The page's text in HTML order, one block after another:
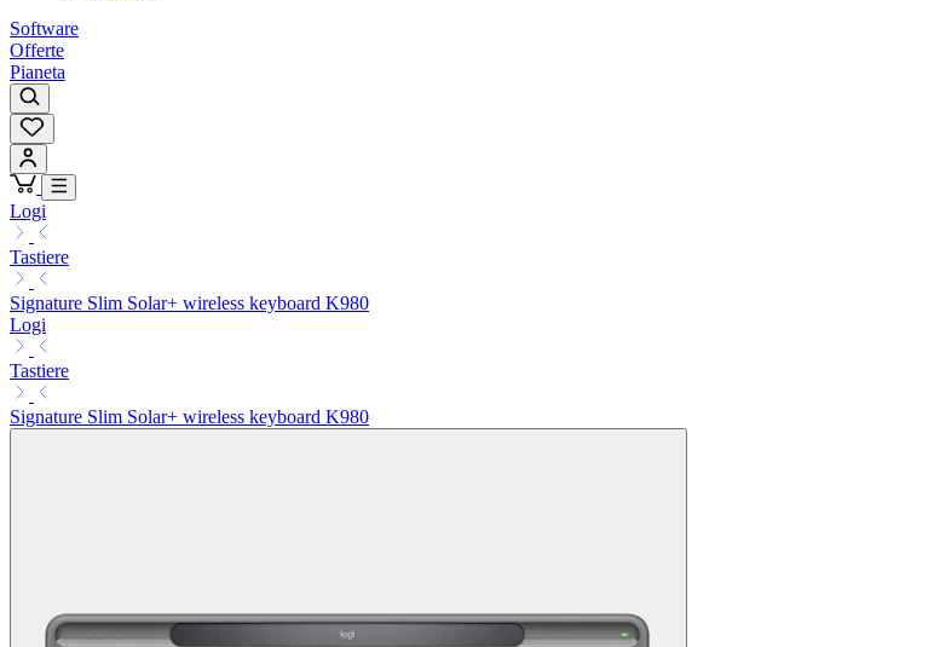
Software
Offerte
Pianeta
Logi
Tastiere
Signature Slim Solar+ wireless keyboard K980
Logi
Tastiere
Signature Slim Solar+ wireless keyboard K980